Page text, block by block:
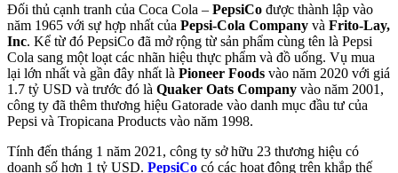
Đối thủ cạnh tranh của Coca Cola – PepsiCo được thành lập vào
năm 1965 với sự hợp nhất của Pepsi-Cola Company và Frito-Lay,
Inc. Kể từ đó PepsiCo đã mở rộng từ sản phẩm cùng tên là Pepsi
Cola sang một loạt các nhãn hiệu thực phẩm và đồ uống. Vụ mua
lại lớn nhất và gần đây nhất là Pioneer Foods vào năm 2020 với giá
1.7 tỷ USD và trước đó là Quaker Oats Company vào năm 2001,
công ty đã thêm thương hiệu Gatorade vào danh mục đầu tư của
Pepsi và Tropicana Products vào năm 1998.
Tính đến tháng 1 năm 2021, công ty sở hữu 23 thương hiệu có
doanh số hơn 1 tỷ USD. PepsiCo có các hoạt động trên khắp thế